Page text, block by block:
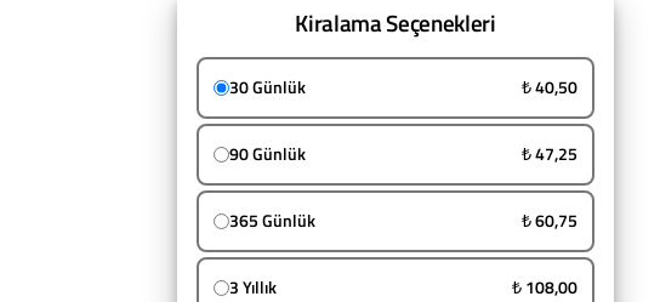
Kiralama Seçenekleri
30 Günlük ₺ 40,50
90 Günlük ₺ 47,25
365 Günlük ₺ 60,75
3 Yıllık ₺ 108,00